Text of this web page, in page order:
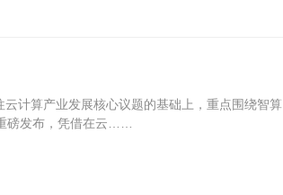
计算产业发展核心议题的基础上，重点围绕智算
磅发布，凭借在云……